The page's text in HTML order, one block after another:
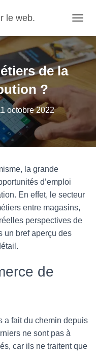
le web.
de la
?
octobre 2022
la grande
d’emploi
En effet, le secteur
entre magasins,
perspectives de
un bref aperçu des
de
a fait du chemin depuis
ne sont pas à
car ils ne traitent que